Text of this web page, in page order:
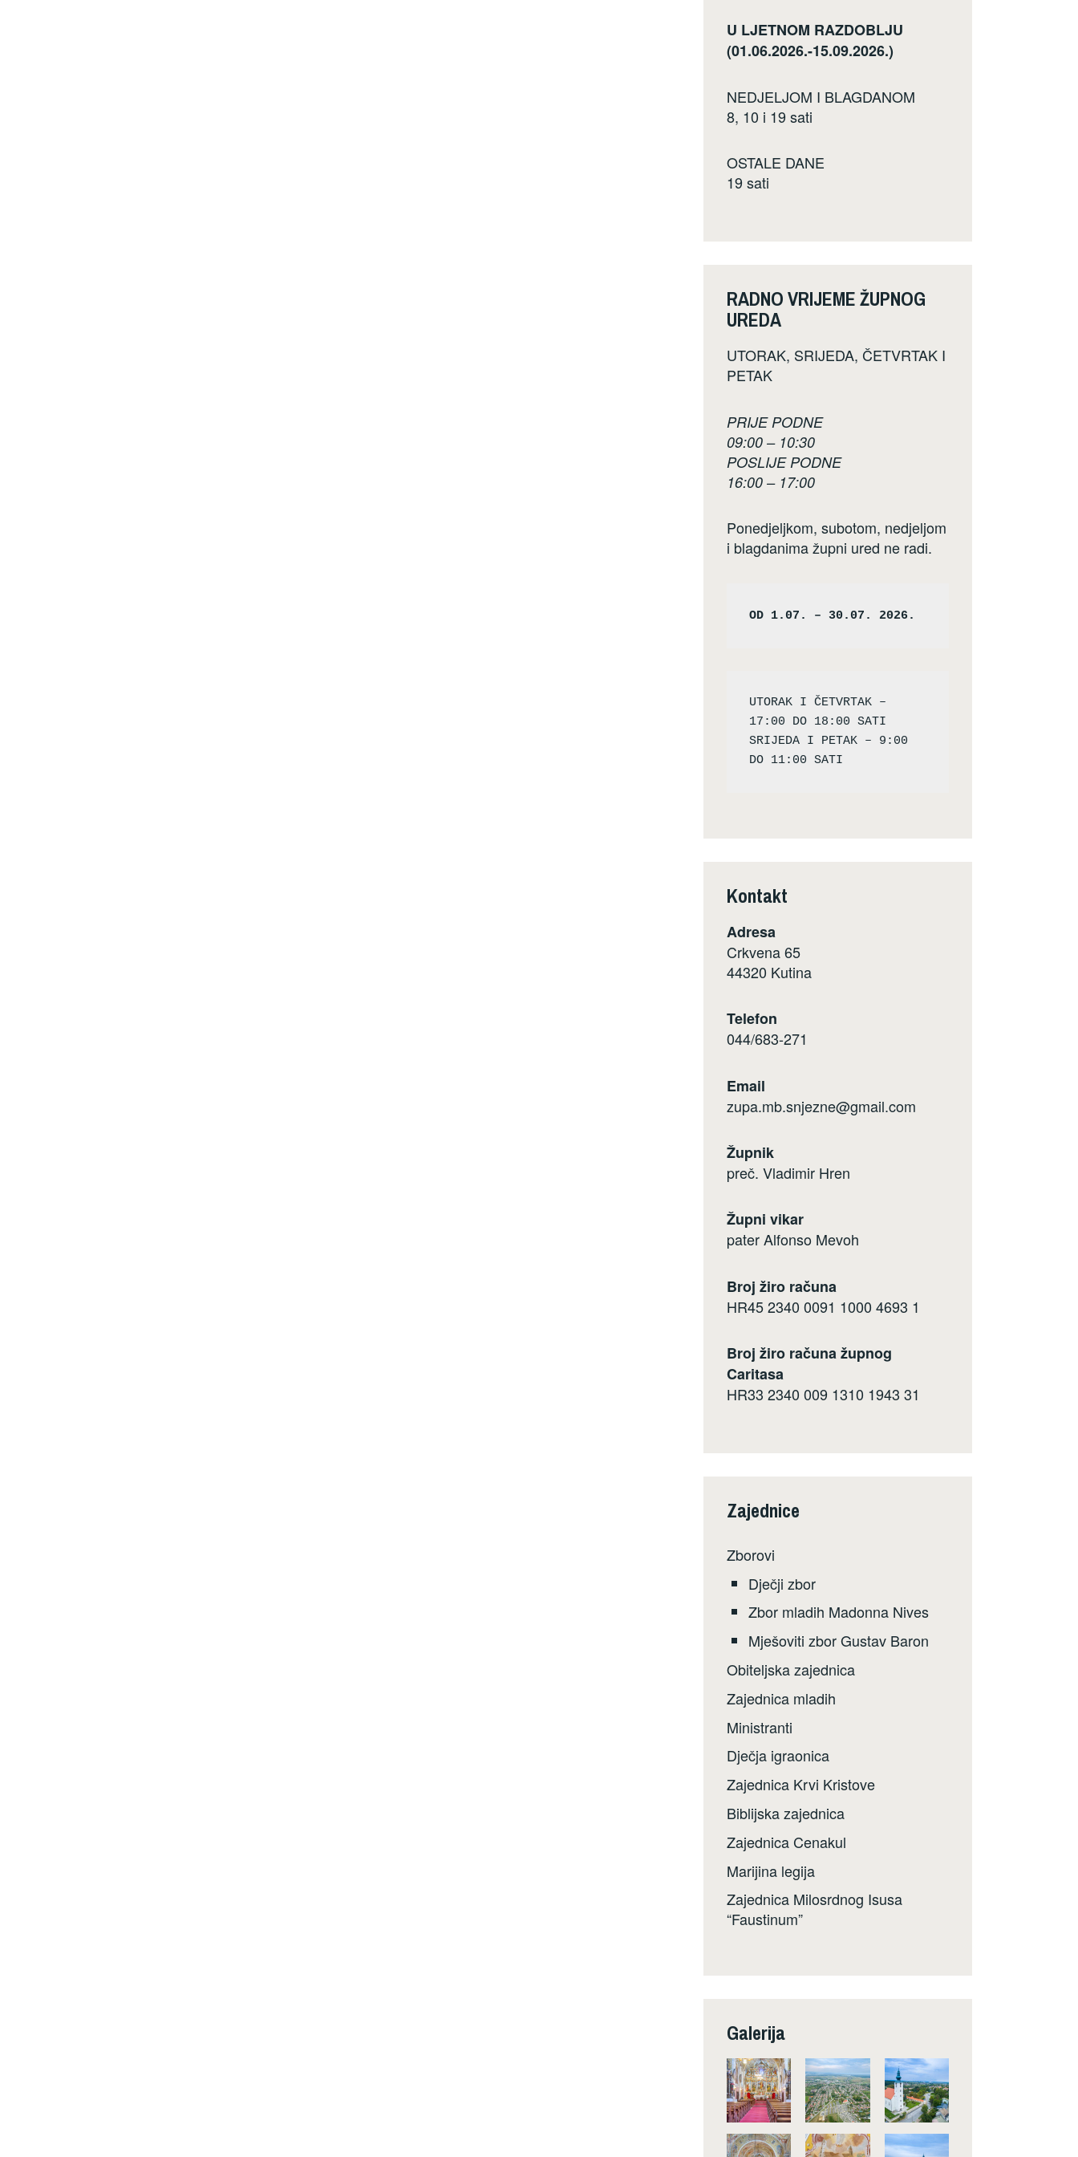
U LJETNOM RAZDOBLJU
(01.06.2026.-15.09.2026.)
NEDJELJOM I BLAGDANOM
8, 10 i 19 sati
OSTALE DANE
19 sati
RADNO VRIJEME ŽUPNOG
UREDA
UTORAK, SRIJEDA, ČETVRTAK I
PETAK
PRIJE PODNE
09:00 – 10:30
POSLIJE PODNE
16:00 – 17:00
Ponedjeljkom, subotom, nedjeljom
i blagdanima župni ured ne radi.
OD 1.07. – 30.07. 2026.
UTORAK I ČETVRTAK –
17:00 DO 18:00 SATI
SRIJEDA I PETAK – 9:00
Kontakt
Adresa
Crkvena 65
44320 Kutina
Telefon
044/683-271
Email
zupa.mb.snjezne@gmail.com
Župnik
preč. Vladimir Hren
Župni vikar
pater Alfonso Mevoh
Broj žiro računa
HR45 2340 0091 1000 4693 1
Broj žiro računa župnog
Caritasa
HR33 2340 009 1310 1943 31
Zajednice
Zborovi
Dječji zbor
Zbor mladih Madonna Nives
Mješoviti zbor Gustav Baron
Obiteljska zajednica
Zajednica mladih
Ministranti
Dječja igraonica
Zajednica Krvi Kristove
Biblijska zajednica
Zajednica Cenakul
Marijina legija
Zajednica Milosrdnog Isusa
“Faustinum”
Galerija